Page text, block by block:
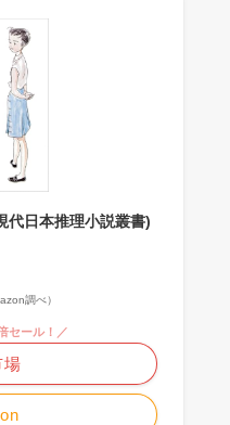
日本推理小説叢書)
調べ）
セール！／
場